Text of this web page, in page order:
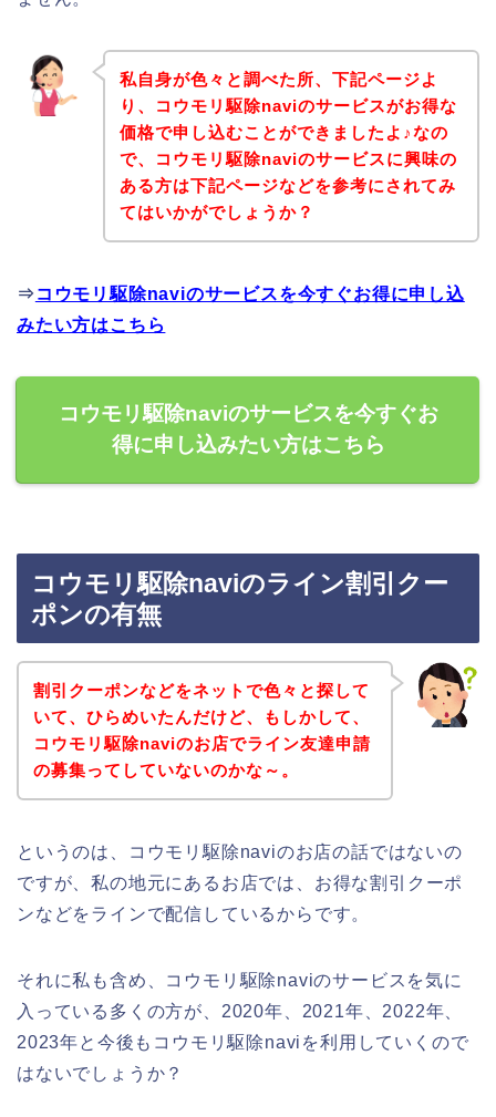
私自身が色々と調べた所、下記ページよ
り、コウモリ駆除naviのサービスがお得な
価格で申し込むことができましたよ♪なの
で、コウモリ駆除naviのサービスに興味の
ある方は下記ページなどを参考にされてみ
てはいかがでしょうか？
⇒ コウモリ駆除naviのサービスを今すぐお得に申し込
みたい方はこちら
コウモリ駆除naviのサービスを今すぐお
得に申し込みたい方はこちら
コウモリ駆除naviのライン割引クー
ポンの有無
割引クーポンなどをネットで色々と探して
いて、ひらめいたんだけど、もしかして、
コウモリ駆除naviのお店でライン友達申請
の募集ってしていないのかな～。
というのは、コウモリ駆除naviのお店の話ではないの
ですが、私の地元にあるお店では、お得な割引クーポ
ンなどをラインで配信しているからです。
それに私も含め、コウモリ駆除naviのサービスを気に
入っている多くの方が、2020年、2021年、2022年、
2023年と今後もコウモリ駆除naviを利用していくので
はないでしょうか？